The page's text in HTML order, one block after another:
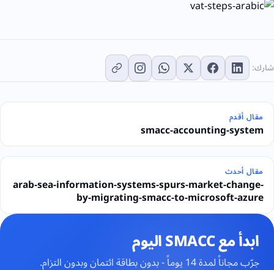
شارك:
مقال أقدم
smacc-accounting-system
مقال أحدث
arab-sea-information-systems-spurs-market-change-
by-migrating-smacc-to-microsoft-azure
ابدأ مع SMACC اليوم
جرّب مجاناً لمدة 14 يوماً - بدون بطاقة ائتمان وبدون التزام.